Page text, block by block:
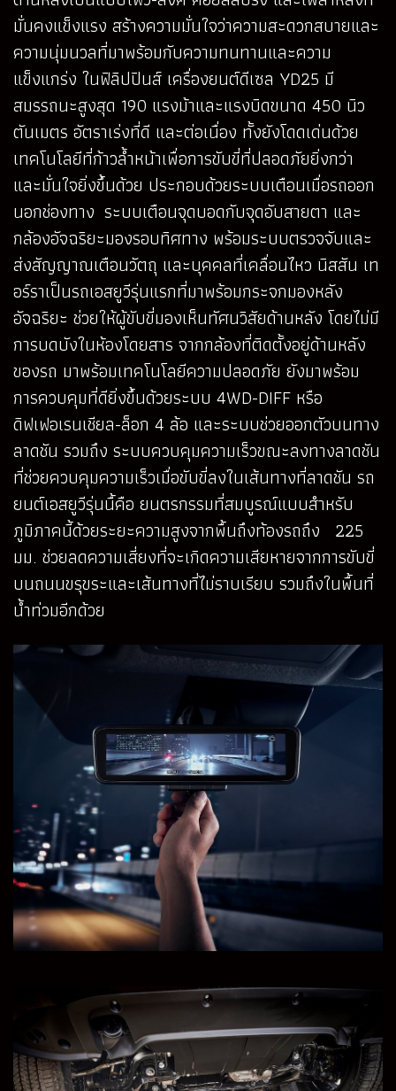
มั่นคงแข็งแรง สร้างความมั่นใจว่าความสะดวกสบายและ
ความนุ่มนวลที่มาพร้อมกับความทนทานและความ
แข็งแกร่ง ในฟิลิปปินส์ เครื่องยนต์ดีเซล YD25 มี
สมรรถนะสูงสุด 190 แรงม้าและแรงบิดขนาด 450 นิว
ตันเมตร อัตราเร่งที่ดี และต่อเนื่อง ทั้งยังโดดเด่นด้วย
เทคโนโลยีที่ก้าวล้ำหน้าเพื่อการขับขี่ที่ปลอดภัยยิ่งกว่า
และมั่นใจยิ่งขึ้นด้วย ประกอบด้วยระบบเตือนเมื่อรถออก
นอกช่องทาง ระบบเตือนจุดบอดกับจุดอับสายตา และ
กล้องอัจฉริยะมองรอบทิศทาง พร้อมระบบตรวจจับและ
ส่งสัญญาณเตือนวัตถุ และบุคคลที่เคลื่อนไหว นิสสัน เท
อร์ราเป็นรถเอสยูวีรุ่นแรกที่มาพร้อมกระจกมองหลัง
อัจฉริยะ ช่วยให้ผู้ขับขี่มองเห็นทัศนวิสัยด้านหลัง โดยไม่มี
การบดบังในห้องโดยสาร จากกล้องที่ติดตั้งอยู่ด้านหลัง
ของรถ มาพร้อมเทคโนโลยีความปลอดภัย ยังมาพร้อม
การควบคุมที่ดียิ่งขึ้นด้วยระบบ 4WD-DIFF หรือ
ดิฟเฟอเรนเชียล-ล็อก 4 ล้อ และระบบช่วยออกตัวบนทาง
ลาดชัน รวมถึง ระบบควบคุมความเร็วขณะลงทางลาดชัน
ที่ช่วยควบคุมความเร็วเมื่อขับขี่ลงในเส้นทางที่ลาดชัน รถ
ยนต์เอสยูวีรุ่นนื้คือ ยนตรกรรมที่สมบูรณ์แบบสำหรับ
ภูมิภาคนี้ด้วยระยะความสูงจากพื้นถึงท้องรถถึง 225
มม. ช่วยลดความเสี่ยงที่จะเกิดความเสียหายจากการขับขี่
บนถนนขรุขระและเส้นทางที่ไม่ราบเรียบ รวมถึงในพื้นที่
น้ำท่วมอีกด้วย